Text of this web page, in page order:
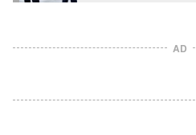
AD